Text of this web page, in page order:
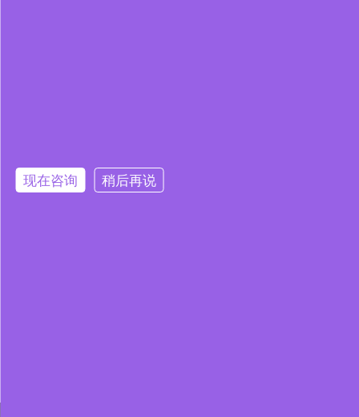
现在咨询 稍后再说